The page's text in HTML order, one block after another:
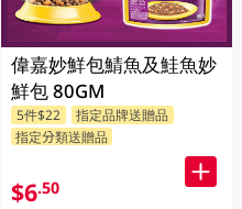
偉嘉妙鮮包鯖魚及鮭魚妙
鮮包 80GM
5件$22
指定品牌送贈品
指定分類送贈品
$6.50